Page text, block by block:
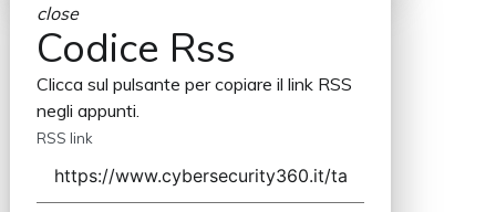
close
Codice Rss
Clicca sul pulsante per copiare il link RSS
negli appunti.
RSS link